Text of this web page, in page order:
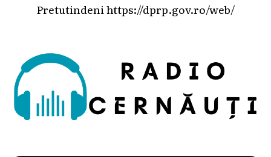
Pretutindeni https://dprp.gov.ro/web/